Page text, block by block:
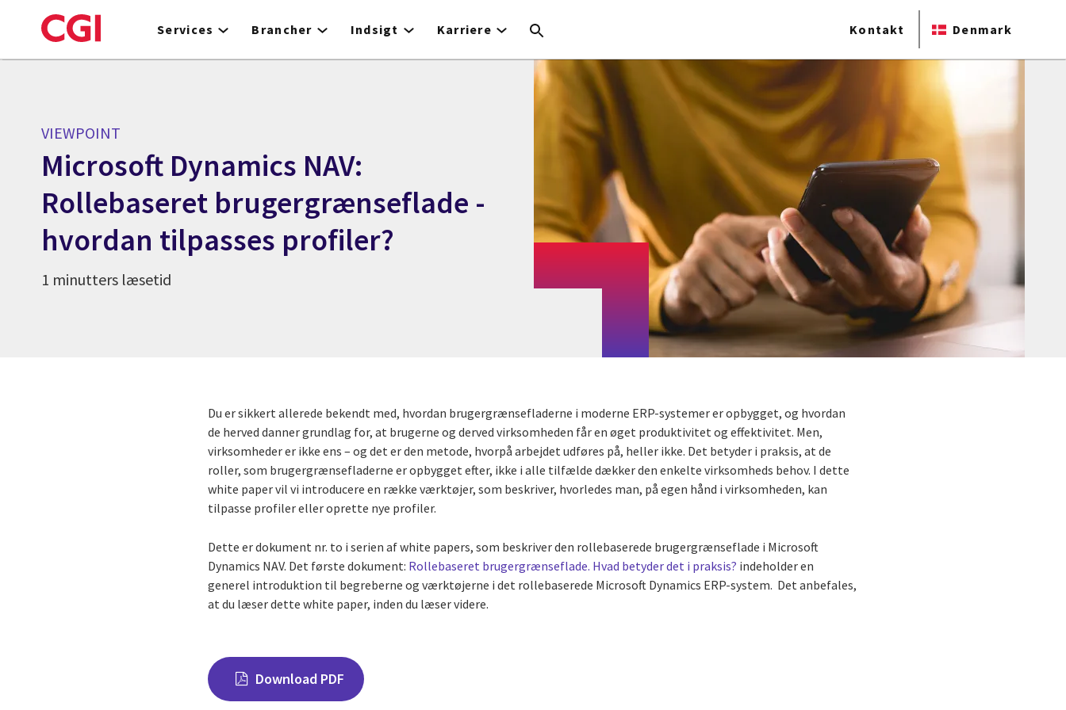
to
Services Brancher Indsigt Karriere Kontakt Denmark
VIEWPOINT
Microsoft Dynamics NAV:
Rollebaseret brugergrænseflade -
hvordan tilpasses profiler?
1 minutters læsetid
Du er sikkert allerede bekendt med, hvordan brugergrænsefladerne i moderne ERP-systemer er opbygget, og hvordan
de herved danner grundlag for, at brugerne og derved virksomheden får en øget produktivitet og effektivitet. Men,
virksomheder er ikke ens – og det er den metode, hvorpå arbejdet udføres på, heller ikke. Det betyder i praksis, at de
roller, som brugergrænsefladerne er opbygget efter, ikke i alle tilfælde dækker den enkelte virksomheds behov. I dette
white paper vil vi introducere en række værktøjer, som beskriver, hvorledes man, på egen hånd i virksomheden, kan
tilpasse profiler eller oprette nye profiler.
Dette er dokument nr. to i serien af white papers, som beskriver den rollebaserede brugergrænseflade i Microsoft
Dynamics NAV. Det første dokument: Rollebaseret brugergrænseflade. Hvad betyder det i praksis? indeholder en
generel introduktion til begreberne og værktøjerne i det rollebaserede Microsoft Dynamics ERP-system. Det anbefales,
at du læser dette white paper, inden du læser videre.
Download PDF